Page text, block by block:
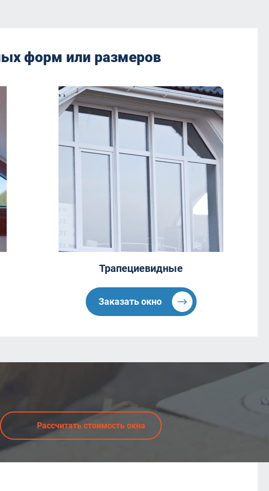
форм или размеров
Трапециевидные
Заказать окно
Рассчитать стоимость окна